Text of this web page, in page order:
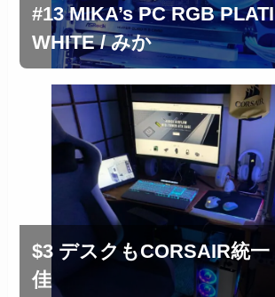
#13 MIKA’s PC RGB
WHITE / みか
$3 デスクもCORSAIR統一
佳